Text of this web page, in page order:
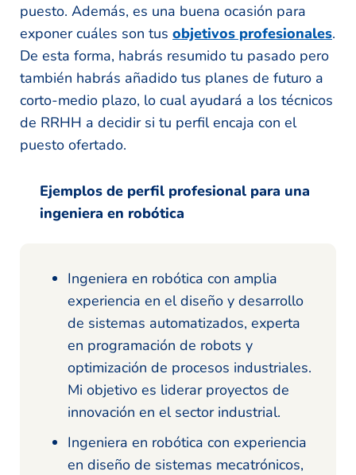
puesto. Además, es una buena ocasión para
exponer cuáles son tus objetivos profesionales.
De esta forma, habrás resumido tu pasado pero
también habrás añadido tus planes de futuro a
corto-medio plazo, lo cual ayudará a los técnicos
de RRHH a decidir si tu perfil encaja con el
puesto ofertado.
Ejemplos de perfil profesional para una
ingeniera en robótica
Ingeniera en robótica con amplia
experiencia en el diseño y desarrollo
de sistemas automatizados, experta
en programación de robots y
optimización de procesos industriales.
Mi objetivo es liderar proyectos de
innovación en el sector industrial.
Ingeniera en robótica con experiencia
en diseño de sistemas mecatrónicos,